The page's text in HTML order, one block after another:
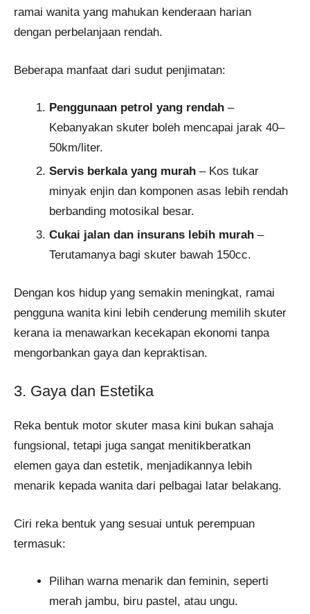
ramai wanita yang mahukan kenderaan harian
dengan perbelanjaan rendah.
Beberapa manfaat dari sudut penjimatan:
Penggunaan petrol yang rendah –
Kebanyakan skuter boleh mencapai jarak 40–
50km/liter.
Servis berkala yang murah – Kos tukar
minyak enjin dan komponen asas lebih rendah
berbanding motosikal besar.
Cukai jalan dan insurans lebih murah –
Terutamanya bagi skuter bawah 150cc.
Dengan kos hidup yang semakin meningkat, ramai
pengguna wanita kini lebih cenderung memilih skuter
kerana ia menawarkan kecekapan ekonomi tanpa
mengorbankan gaya dan kepraktisan.
3. Gaya dan Estetika
Reka bentuk motor skuter masa kini bukan sahaja
fungsional, tetapi juga sangat menitikberatkan
elemen gaya dan estetik, menjadikannya lebih
menarik kepada wanita dari pelbagai latar belakang.
Ciri reka bentuk yang sesuai untuk perempuan
termasuk:
Pilihan warna menarik dan feminin, seperti
merah jambu, biru pastel, atau ungu.